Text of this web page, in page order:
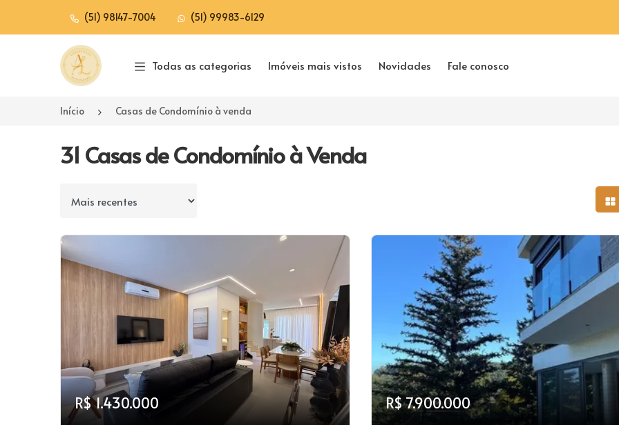
(51) 98147-7004 (51) 99983-6129
Página inicial
Todas as categorias Imóveis mais vistos Novidades Fale conosco
Início Casas de Condomínio à venda
31 Casas de Condomínio à Venda
Ordenar por
R$ 1.430.000 R$ 7.900.000